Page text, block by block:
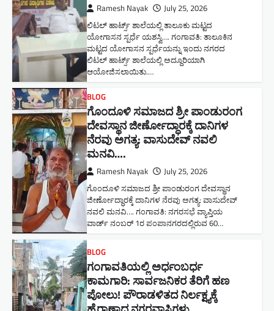
Ramesh Nayak July 25, 2026
ಲಿಟಲ್ ಹಾರ್ಟ್ಸ್ ಶಾಲೆಯಲ್ಲಿ ತಾಲೂಕು ಮಟ್ಟದ
ಯೋಗಾಸನ ಸ್ಪರ್ಧೆ ಯಶಸ್ವಿ…. ಗಂಗಾವತಿ: ತಾಲೂಕಿನ
ಮಟ್ಟದ ಯೋಗಾಸನ ಸ್ಪರ್ಧೆಯನ್ನು ಇಂದು ನಗರದ
ಲಿಟಲ್ ಹಾರ್ಟ್ಸ್ ಶಾಲೆಯಲ್ಲಿ ಅದ್ದೂರಿಯಾಗಿ
ಆಯೋಜಿಸಲಾಯಿತು.…
BLOG
ಗೊಂದೂಳಿ ಸಮಾಜದ ಶ್ರೀ ಪಾಂಡುರಂಗ
ದೇವಸ್ಥಾನ ಜೀರ್ಣೋದ್ಧಾರಕ್ಕೆ ದಾನಿಗಳ
ನೆರವು ಅಗತ್ಯ: ವಾಸುದೇವ್ ನವಲಿ
ಮನವಿ​….
Ramesh Nayak July 25, 2026
ಗೊಂದೂಳಿ ಸಮಾಜದ ಶ್ರೀ ಪಾಂಡುರಂಗ ದೇವಸ್ಥಾನ
ಜೀರ್ಣೋದ್ಧಾರಕ್ಕೆ ದಾನಿಗಳ ನೆರವು ಅಗತ್ಯ: ವಾಸುದೇವ್
ನವಲಿ ಮನವಿ​…. ಗಂಗಾವತಿ: ​ನಗರಸಭೆ ವ್ಯಾಪ್ತಿಯ
ವಾರ್ಡ್ ನಂಬರ್ 1ರ ಪಂಪಾನಗರದಲ್ಲಿರುವ 60…
BLOG
ಗಂಗಾವತಿಯಲ್ಲಿ ಅರ್ಧಂಬರ್ಧ
ಕಾಮಗಾರಿ: ಸಾರ್ವಜನಿಕರ ತೆರಿಗೆ ಹಣ
ಪೋಲು! ಪೌರಾಡಳಿತದ ನಿರ್ಲಕ್ಷ್ಯಕ್ಕೆ